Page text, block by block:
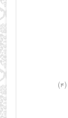
(4)